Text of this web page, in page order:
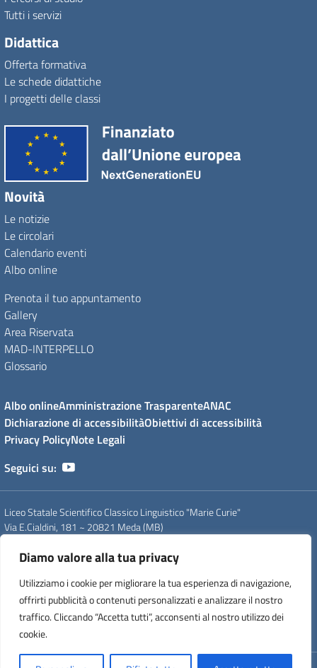
Diamo valore alla tua privacy
Utilizziamo i cookie per migliorare la tua esperienza di navigazione,
offrirti pubblicità o contenuti personalizzati e analizzare il nostro
traffico. Cliccando “Accetta tutti”, acconsenti al nostro utilizzo dei
cookie.
Tutti i servizi
Didattica
Offerta formativa
Le schede didattiche
I progetti delle classi
Novità
Le notizie
Le circolari
Calendario eventi
Albo online
Prenota il tuo appuntamento
Gallery
Area Riservata
MAD-INTERPELLO
Glossario
Albo onlineAmministrazione TrasparenteANAC
Dichiarazione di accessibilitàObiettivi di accessibilità
Privacy PolicyNote Legali
Seguici su:
Liceo Statale Scientifico Classico Linguistico "Marie Curie"
Via E.Cialdini, 181 ~ 20821 Meda (MB)
PEO: mbps20000g@istruzione.it
: 83008560159
CUU: UFDC93
: MBPS20000G
: istsc_mips20000p